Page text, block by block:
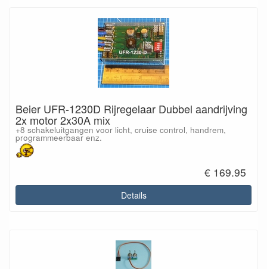
Beier UFR-1230D Rijregelaar Dubbel aandrijving
2x motor 2x30A mix
+8 schakeluitgangen voor licht, cruise control, handrem,
programmeerbaar enz.
€ 169.95
Details